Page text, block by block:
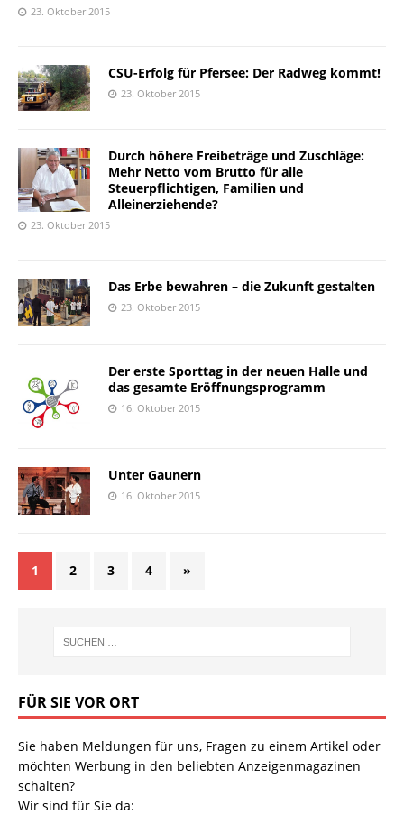
23. Oktober 2015
CSU-Erfolg für Pfersee: Der Radweg kommt!
23. Oktober 2015
Durch höhere Freibeträge und Zuschläge:
Mehr Netto vom Brutto für alle
Steuerpflichtigen, Familien und
Alleinerziehende?
23. Oktober 2015
Das Erbe bewahren – die Zukunft gestalten
23. Oktober 2015
Der erste Sporttag in der neuen Halle und
das gesamte Eröffnungsprogramm
16. Oktober 2015
Unter Gaunern
16. Oktober 2015
1 2 3 4 »
FÜR SIE VOR ORT
Sie haben Meldungen für uns, Fragen zu einem Artikel oder
möchten Werbung in den beliebten Anzeigenmagazinen
schalten?
Wir sind für Sie da: